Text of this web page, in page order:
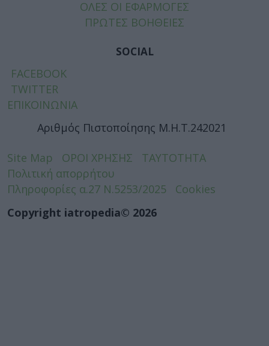
ΟΛΕΣ ΟΙ ΕΦΑΡΜΟΓΕΣ
ΠΡΩΤΕΣ ΒΟΗΘΕΙΕΣ
SOCIAL
FACEBOOK
TWITTER
ΕΠΙΚΟΙΝΩΝΙΑ
Αριθμός Πιστοποίησης Μ.Η.Τ.242021
Site Map ΟΡΟΙ ΧΡΗΣΗΣ
ΤΑΥΤΟΤΗΤΑ
Πολιτική απορρήτου
Πληροφορίες α.27 Ν.5253/2025
Cookies
Copyright iatropedia© 2026